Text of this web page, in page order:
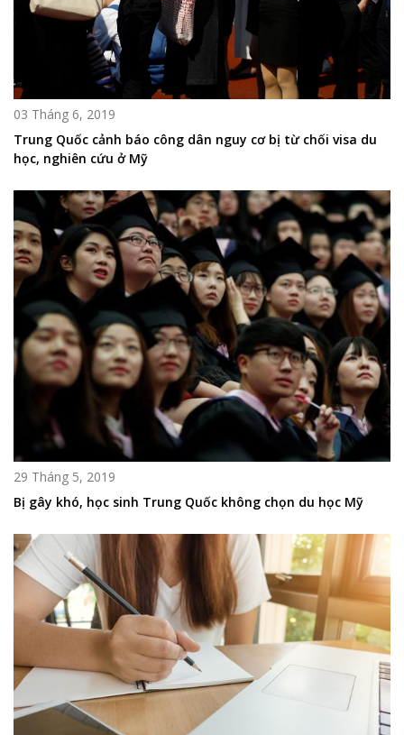
03 Tháng 6, 2019
Trung Quốc cảnh báo công dân nguy cơ bị từ chối visa du
học, nghiên cứu ở Mỹ
29 Tháng 5, 2019
Bị gây khó, học sinh Trung Quốc không chọn du học Mỹ